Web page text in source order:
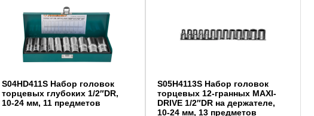
S04HD411S Набор головок
торцевых глубоких 1/2″DR,
10-24 мм, 11 предметов
S05H4113S Набор головок
торцевых 12-гранных MAXI-
DRIVE 1/2″DR на держателе,
10-24 мм, 13 предметов